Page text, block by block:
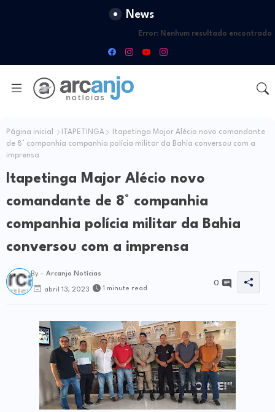
News
Error: Nenhum resultado encontrado
Página inicial ITAPETINGA
Itapetinga Major Alécio novo comandante
de 8° companhia companhia polícia militar da Bahia conversou com a
imprensa
Itapetinga Major Alécio novo
comandante de 8° companhia
companhia polícia militar da Bahia
conversou com a imprensa
By - Arcanjo Notícias
abril 13, 2023 1 minute read
0